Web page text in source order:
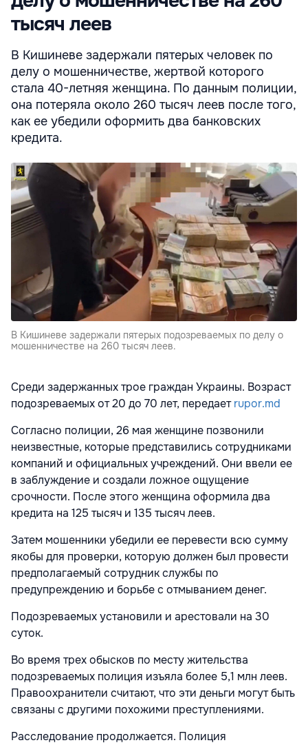
тысяч леев
В Кишиневе задержали пятерых человек по
делу о мошенничестве, жертвой которого
стала 40-летняя женщина. По данным полиции,
она потеряла около 260 тысяч леев после того,
как ее убедили оформить два банковских
кредита.
В Кишиневе задержали пятерых подозреваемых по делу о
мошенничестве на 260 тысяч леев.
Среди задержанных трое граждан Украины. Возраст
подозреваемых от 20 до 70 лет, передаетrupor.md
Согласно полиции, 26 мая женщине позвонили
неизвестные, которые представились сотрудниками
компаний и официальных учреждений. Они ввели ее
в заблуждение и создали ложное ощущение
срочности. После этого женщина оформила два
кредита на 125 тысяч и 135 тысяч леев.
Затем мошенники убедили ее перевести всю сумму
якобы для проверки, которую должен был провести
предполагаемый сотрудник службы по
предупреждению и борьбе с отмыванием денег.
Подозреваемых установили и арестовали на 30
суток.
Во время трех обысков по месту жительства
подозреваемых полиция изъяла более 5,1 млн леев.
Правоохранители считают, что эти деньги могут быть
связаны с другими похожими преступлениями.
Расследование продолжается. Полиция